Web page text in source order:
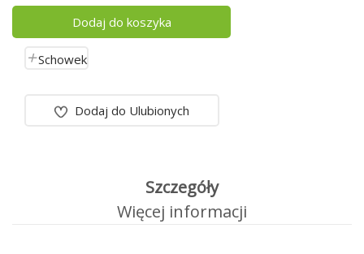
Dodaj do koszyka
Schowek
Dodaj do Ulubionych
Szczegóły
Więcej informacji